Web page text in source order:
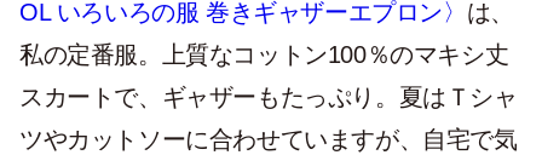
OL いろいろの服 巻きギャザーエプロン〉 は、
私の定番服。上質なコットン100％のマキシ丈
スカートで、ギャザーもたっぷり。夏はＴシャ
ツやカットソーに合わせていますが、自宅で気